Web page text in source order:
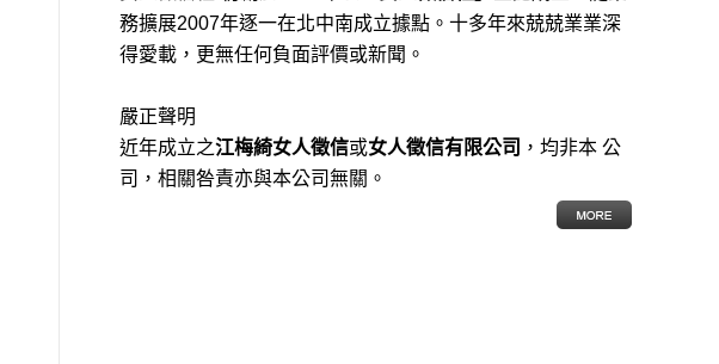
務擴展2007年逐一在北中南成立據點。十多年來兢兢業業深
得愛載，更無任何負面評價或新聞。
嚴正聲明
近年成立之江梅綺女人徵信或女人徵信有限公司 ，均非本 公
司，相關咎責亦與本公司無關。